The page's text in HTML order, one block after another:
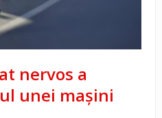
nervos a
unei mașini